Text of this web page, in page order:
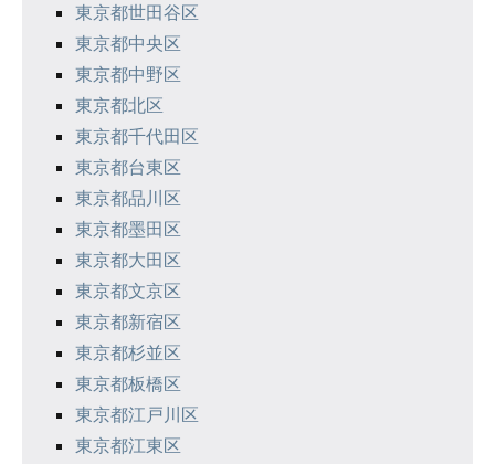
東京都世田谷区
東京都中央区
東京都中野区
東京都北区
東京都千代田区
東京都台東区
東京都品川区
東京都墨田区
東京都大田区
東京都文京区
東京都新宿区
東京都杉並区
東京都板橋区
東京都江戸川区
東京都江東区